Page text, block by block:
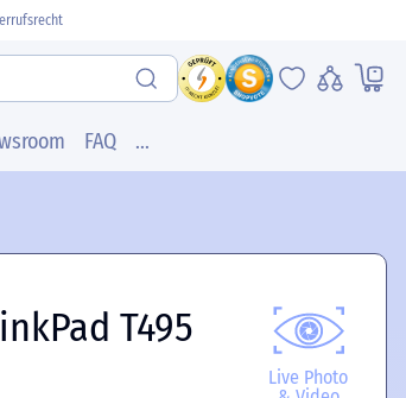
FAQ ...
Live Photo
T495